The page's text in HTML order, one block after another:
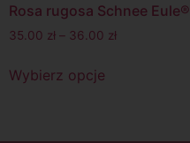
Rosa rugosa Schnee Eule®
35.00 zł – 36.00 zł
Wybierz opcje